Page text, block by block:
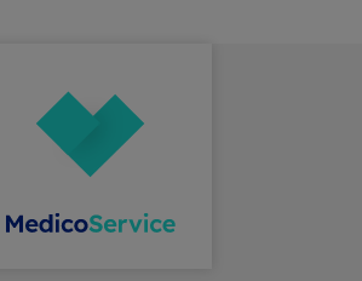
Hygiene- und
nach RKI
SIMS